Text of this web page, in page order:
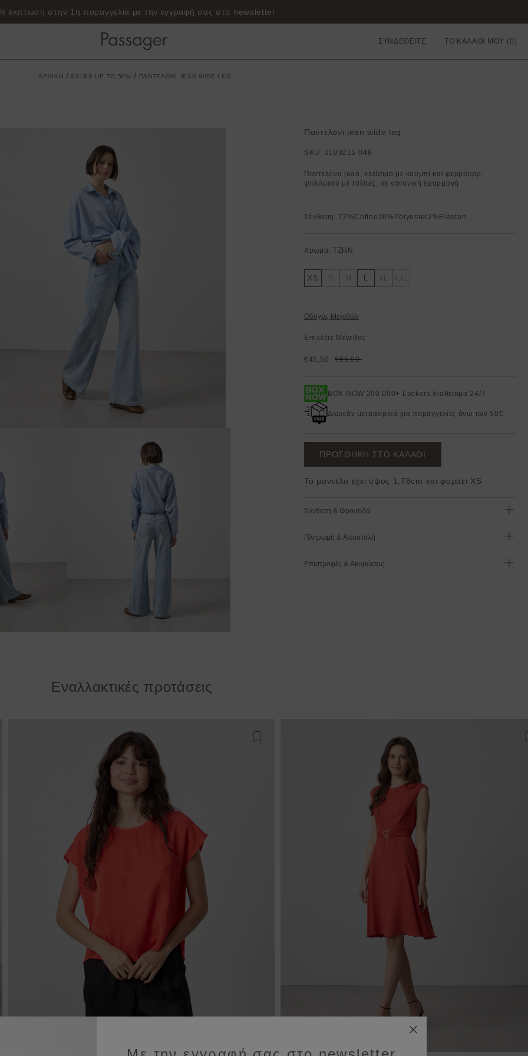
Δωρεάν Μεταφορικά Για Παραγγελιες άνω των 50€ Με Box Now!
ΣΥΝΔΕΘΕΙΤΕ ΤΟ ΚΑΛΑΘΙ ΜΟΥ
ΑΡΧΙΚΗ / SALES UP TO 50% / ΠΑΝΤΕΛΟΝΙ JEAN WIDE LEG
Παντελόνι jean wide leg
SKU: 2109211-048
Παντελόνα jean, κλείσιμο με κουμπί και φερμουάρ,
ψηλόμεσο με τσέπες, σε κανονική εφαρμογή
Σύνθεση: 72%Cotton26%Polyester2%Elastan
Χρώμα: ΤΖΗΝ
XS L
Οδηγός Μεγεθών
Επιλέξτε Μέγεθος
€45,50 €65,00
BOX NOW 200.000+ Lockers διαθέσιμα 24/7
Δωρεάν μεταφορικά για παραγγελίες άνω των 50€.
ΠΡΟΣΘΗΚΗ ΣΤΟ ΚΑΛΑΘΙ
Το μοντέλο έχει ύψος 1,78cm και φοράει XS
Σύνθεση & Φροντίδα
Πληρωμή & Αποστολή
Επιστροφές & Ακυρώσεις
Εναλλακτικές προτάσεις
Προσθήκη στη λίστα αγαπημένων